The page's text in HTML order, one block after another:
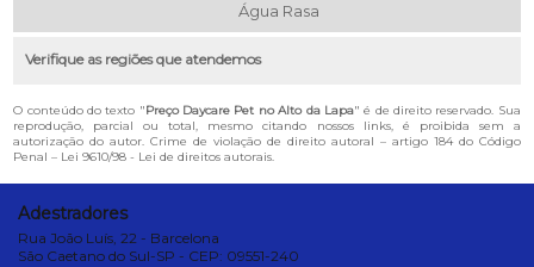
Água Rasa
Verifique as regiões que atendemos
O conteúdo do texto "Preço Daycare Pet no Alto da Lapa" é de direito reservado. Sua
reprodução, parcial ou total, mesmo citando nossos links, é proibida sem a
autorização do autor. Crime de violação de direito autoral – artigo 184 do Código
Penal – Lei 9610/98 - Lei de direitos autorais.
Adestradores
Rua João Luís, 22 - Barcelona
São Caetano do Sul-SP - CEP: 09551-240